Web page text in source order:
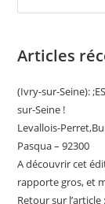
Articles
(Ivry-sur-Seine):
sur-Seine !
Levallois-
Pasqua – 92300
A découvrir cet
rapporte gros, et
Retour sur